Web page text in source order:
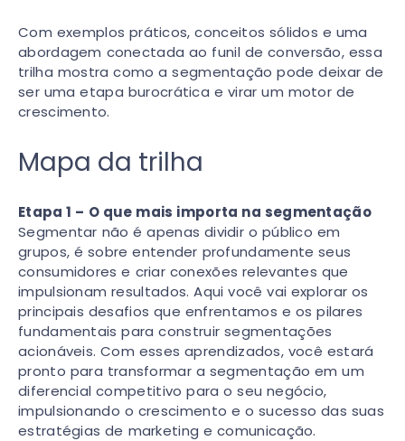
Com exemplos práticos, conceitos sólidos e uma
abordagem conectada ao funil de conversão, essa
trilha mostra como a segmentação pode deixar de
ser uma etapa burocrática e virar um motor de
crescimento.
Mapa da trilha
Etapa 1 – O que mais importa na segmentação
Segmentar não é apenas dividir o público em
grupos, é sobre entender profundamente seus
consumidores e criar conexões relevantes que
impulsionam resultados. Aqui você vai explorar os
principais desafios que enfrentamos e os pilares
fundamentais para construir segmentações
acionáveis. Com esses aprendizados, você estará
pronto para transformar a segmentação em um
diferencial competitivo para o seu negócio,
impulsionando o crescimento e o sucesso das suas
estratégias de marketing e comunicação.